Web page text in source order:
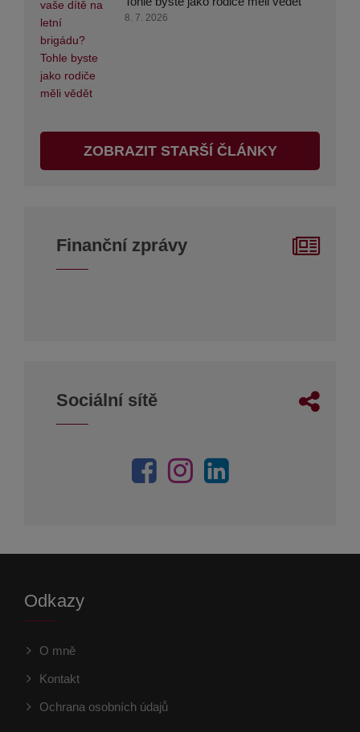
8. 7. 2026
ZOBRAZIT STARŠÍ ČLÁNKY
Finanční zprávy
Sociální sítě
Odkazy
O mně
Kontakt
Ochrana osobních údajů